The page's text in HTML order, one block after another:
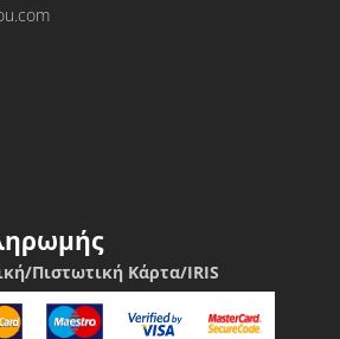
Πιστωτική Κάρτα/IRIS